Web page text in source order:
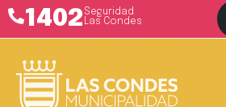
1402 Seguridad
Las Condes